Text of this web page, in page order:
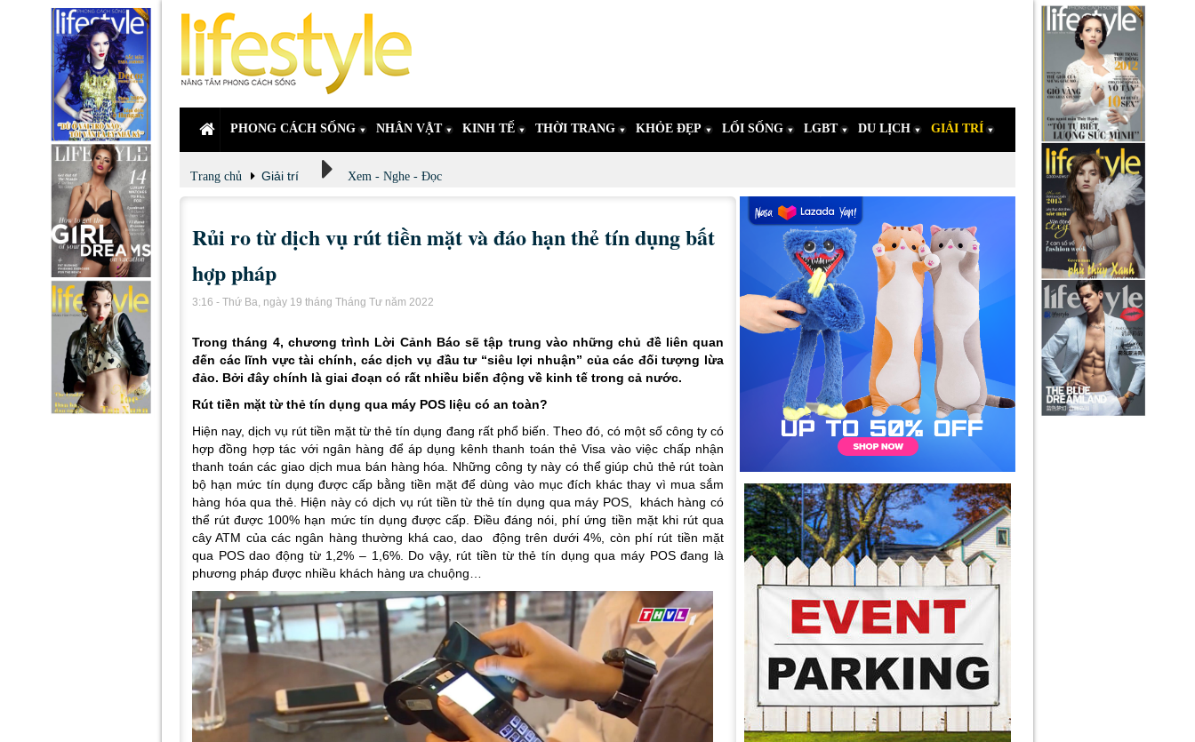
PHONG CÁCH SỐNG NHÂN VẬT KINH TẾ THỜI TRANG KHỎE ĐẸP LỐI SỐNG LGBT DU LỊCH GIẢI TRÍ
Trang chủ Giải trí Xem - Nghe - Đọc
Rủi ro từ dịch vụ rút tiền mặt và đáo hạn thẻ tín dụng bất
hợp pháp
3:16 - Thứ Ba, ngày 19 tháng Tháng Tư năm 2022
Trong tháng 4, chương trình Lời Cảnh Báo sẽ tập trung vào những chủ đề liên quan
đến các lĩnh vực tài chính, các dịch vụ đầu tư “siêu lợi nhuận” của các đối tượng lừa
đảo. Bởi đây chính là giai đoạn có rất nhiều biến động về kinh tế trong cả nước.
Rút tiền mặt từ thẻ tín dụng qua máy POS liệu có an toàn?
Hiện nay, dịch vụ rút tiền mặt từ thẻ tín dụng đang rất phổ biến. Theo đó, có một số công ty có
hợp đồng hợp tác với ngân hàng để áp dụng kênh thanh toán thẻ Visa vào việc chấp nhận
thanh toán các giao dịch mua bán hàng hóa. Những công ty này có thể giúp chủ thẻ rút toàn
bộ hạn mức tín dụng được cấp bằng tiền mặt để dùng vào mục đích khác thay vì mua sắm
hàng hóa qua thẻ. Hiện này có dịch vụ rút tiền từ thẻ tín dụng qua máy POS, khách hàng có
thể rút được 100% hạn mức tín dụng được cấp. Điều đáng nói, phí ứng tiền mặt khi rút qua
cây ATM của các ngân hàng thường khá cao, dao động trên dưới 4%, còn phí rút tiền mặt
qua POS dao động từ 1,2% – 1,6%. Do vậy, rút tiền từ thẻ tín dụng qua máy POS đang là
phương pháp được nhiều khách hàng ưa chuộng…